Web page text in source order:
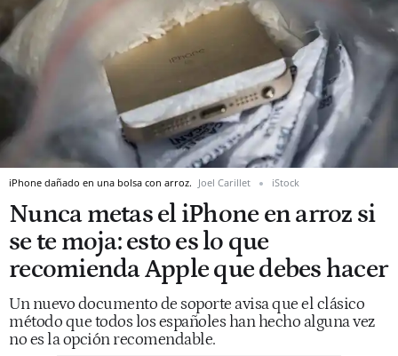
iPhone dañado en una bolsa con arroz. Joel Carillet iStock
Nunca metas el iPhone en arroz si
se te moja: esto es lo que
recomienda Apple que debes hacer
Un nuevo documento de soporte avisa que el clásico
método que todos los españoles han hecho alguna vez
no es la opción recomendable.